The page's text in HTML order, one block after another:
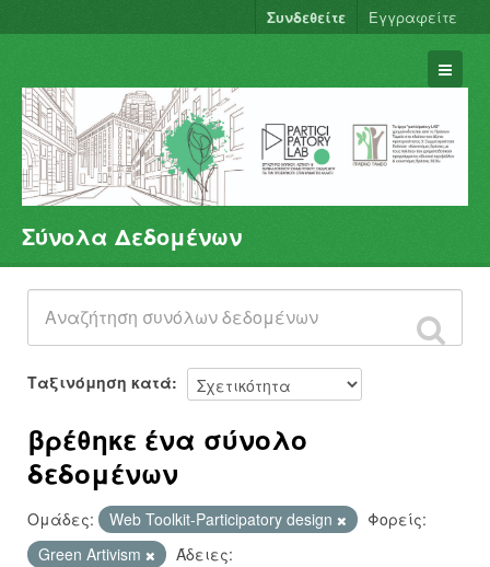
Συνδεθείτε Εγγραφείτε
Σύνολα Δεδομένων
Φορείς
Ομάδες
Σχετικά
Σύνολα Δεδομένων
Ταξινόμηση κατά
βρέθηκε ένα σύνολο
δεδομένων
Ομάδες: Web Toolkit-Participatory design
Φορείς:
Green Artivism
Άδειες: